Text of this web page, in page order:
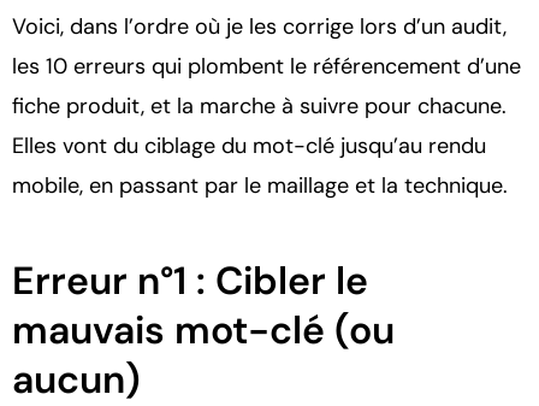
Voici, dans l’ordre où je les corrige lors d’un audit,
les 10 erreurs qui plombent le référencement d’une
fiche produit, et la marche à suivre pour chacune.
Elles vont du ciblage du mot-clé jusqu’au rendu
mobile, en passant par le maillage et la technique.
Erreur n°1 : Cibler le
mauvais mot-clé (ou
aucun)